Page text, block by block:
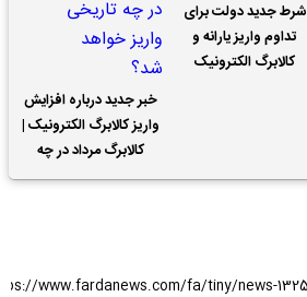
شرط جدید دولت برای
تداوم واریز یارانه و
کالابرگ الکترونیک
خبر جدید درباره افزایش
واریز کالابرگ الکترونیک |
کالابرگ مرداد در چه
تاریخی واریز خواهد شد؟